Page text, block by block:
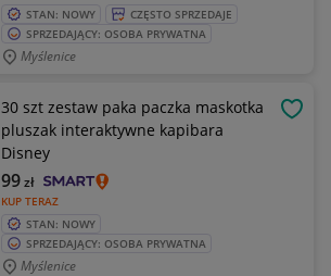
STAN: NOWY
CZĘSTO SPRZEDAJE
SPRZEDAJĄCY: OSOBA PRYWATNA
Myślenice
30 szt zestaw paka paczka maskotka
pluszak interaktywne kapibara
Disney
KUP TERAZ
99zł
STAN: NOWY
SPRZEDAJĄCY: OSOBA PRYWATNA
Myślenice